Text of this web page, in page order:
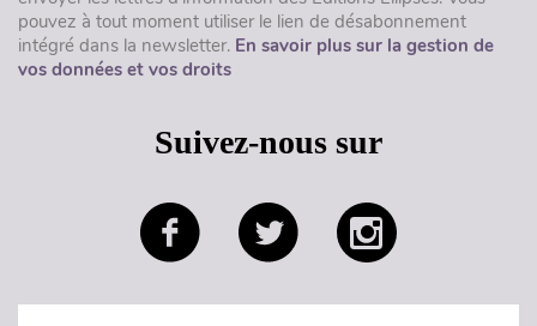
pouvez à tout moment utiliser le lien de désabonnement
intégré dans la newsletter. En savoir plus sur la gestion de
vos données et vos droits
Suivez-nous sur